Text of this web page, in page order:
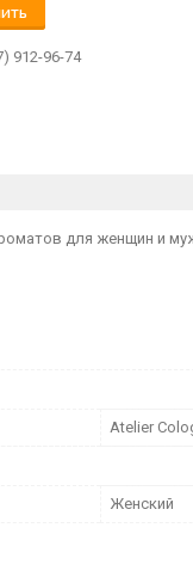
912-96-74
для женщин и
Atelier
Женский